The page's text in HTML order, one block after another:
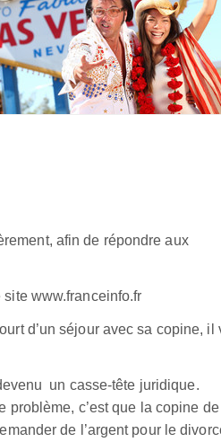
afin de répondre aux
www.franceinfo.fr
d’un séjour avec sa copine, il
un casse-tête juridique.
problème, c’est que la copine de
de l’argent pour le